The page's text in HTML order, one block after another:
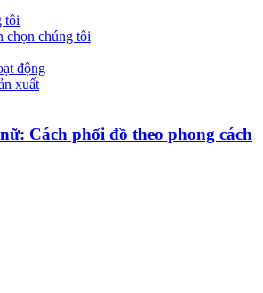
tôi
chọn chúng tôi
động
xuất
Cách phối đồ theo phong cách